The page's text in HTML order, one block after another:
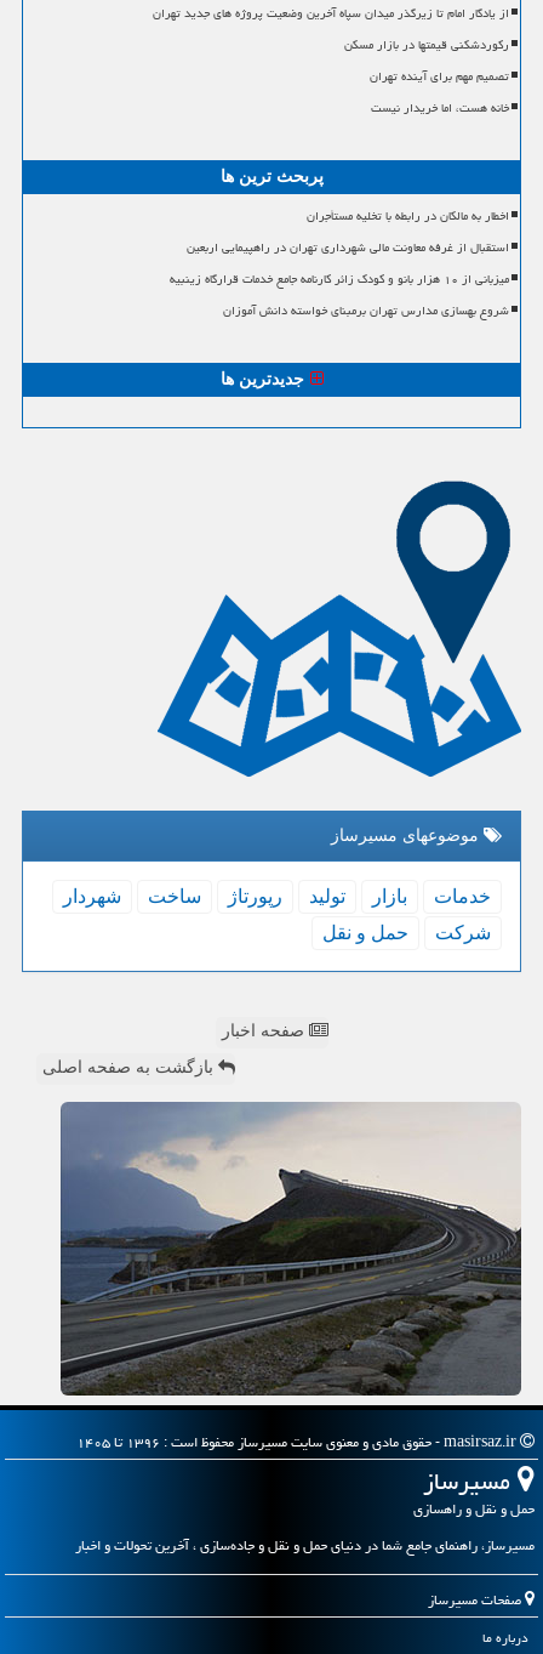
از یادگار امام تا زیرگذر میدان سپاه آخرین وضعیت پروژه های جدید تهران
رکوردشکنی قیمتها در بازار مسکن
تصمیم مهم برای آینده تهران
خانه هست، اما خریدار نیست
پربحث ترین ها
اخطار به مالکان در رابطه با تخلیه مستأجران
استقبال از غرفه معاونت مالی شهرداری تهران در راهپیمایی اربعین
میزبانی از ۱۰ هزار بانو و کودک زائر کارنامه جامع خدمات قرارگاه زینبیه
شروع بهسازی مدارس تهران برمبنای خواسته دانش آموزان
جدیدترین ها
موضوعهای مسیرساز
خدمات بازار تولید رپورتاژ ساخت
شهردار
شركت
حمل و نقل
صفحه اخبار
بازگشت به صفحه اصلی
مسیرساز
حمل و نقل و راهسازی
مسیرساز، راهنمای جامع شما در دنیای حمل و نقل و جاده‌سازی ، آخرین تحولات و اخبار
صفحات مسیرساز
درباره ما